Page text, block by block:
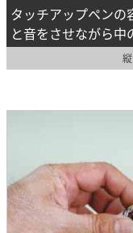
タッチアップペンの
と音をさせながら中